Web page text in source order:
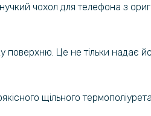
чохол для телефона з
Це не тільки надає
щільного